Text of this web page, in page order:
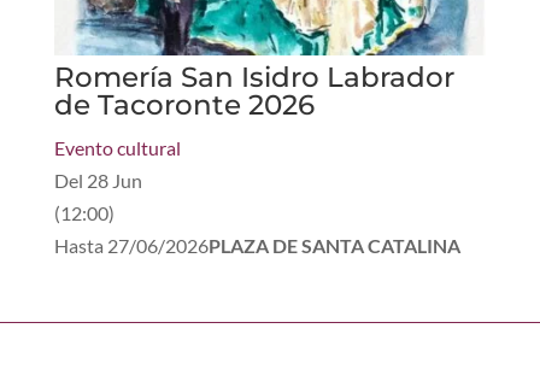
Romería San Isidro Labrador
de Tacoronte 2026
Evento cultural
Del 28 Jun
(12:00)
Hasta 27/06/2026PLAZA DE SANTA CATALINA